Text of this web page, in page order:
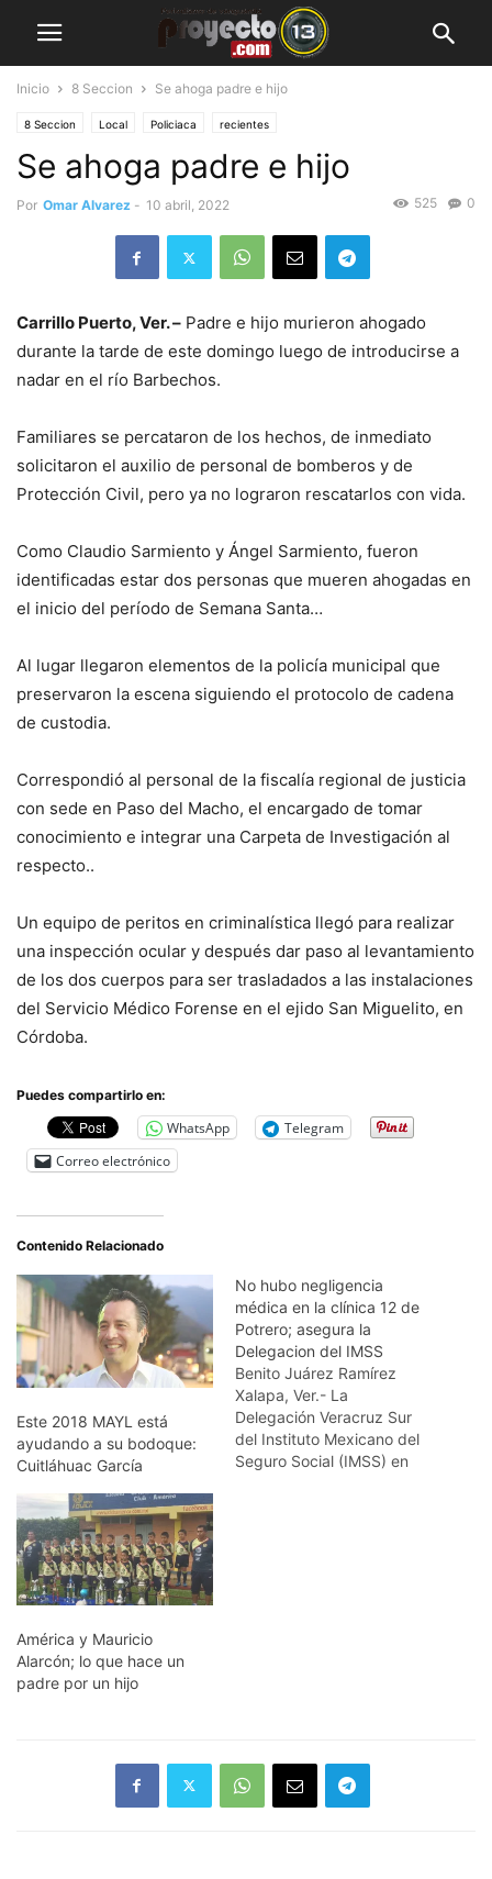
Inicio 8 Seccion Se ahoga padre e hijo
8 Seccion Local Policiaca recientes
Se ahoga padre e hijo
Por Omar Alvarez - 10 abril, 2022 0
525
Carrillo Puerto, Ver. – Padre e hijo murieron ahogado
durante la tarde de este domingo luego de introducirse a
nadar en el río Barbechos.
Familiares se percataron de los hechos, de inmediato
solicitaron el auxilio de personal de bomberos y de
Protección Civil, pero ya no lograron rescatarlos con vida.
Como Claudio Sarmiento y Ángel Sarmiento, fueron
identificadas estar dos personas que mueren ahogadas en
el inicio del período de Semana Santa…
Al lugar llegaron elementos de la policía municipal que
preservaron la escena siguiendo el protocolo de cadena
de custodia.
Correspondió al personal de la fiscalía regional de justicia
con sede en Paso del Macho, el encargado de tomar
conocimiento e integrar una Carpeta de Investigación al
respecto..
Un equipo de peritos en criminalística llegó para realizar
una inspección ocular y después dar paso al levantamiento
de los dos cuerpos para ser trasladados a las instalaciones
del Servicio Médico Forense en el ejido San Miguelito, en
Córdoba.
Puedes compartirlo en:
WhatsApp
Telegram
Correo electrónico
Contenido Relacionado
Este 2018 MAYL está
ayudando a su bodoque:
Cuitláhuac García
No hubo negligencia
médica en la clínica 12 de
Potrero; asegura la
Delegacion del IMSS
Benito Juárez Ramírez
Xalapa, Ver.- La
Delegación Veracruz Sur
del Instituto Mexicano del
Seguro Social (IMSS) en
América y Mauricio
Alarcón; lo que hace un
padre por un hijo